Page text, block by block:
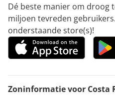
Dé beste manier om droog
miljoen tevreden
onderstaande store(s)!
Zoninformatie voor Costa